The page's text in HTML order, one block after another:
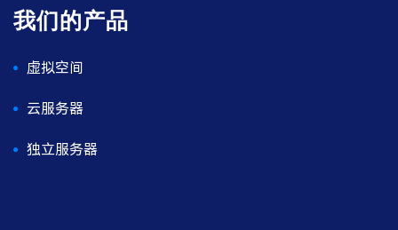
我们的产品
虚拟空间
云服务器
独立服务器